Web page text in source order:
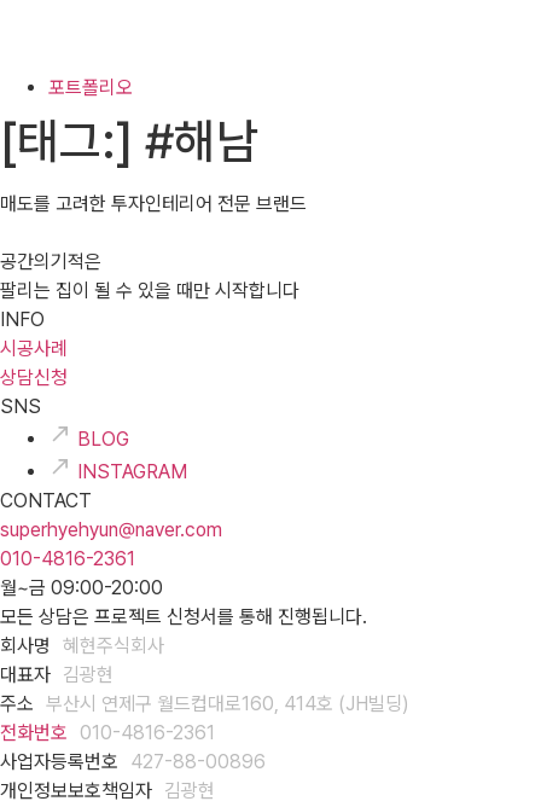
포트폴리오
[태그:] #해남
매도를 고려한 투자인테리어 전문 브랜드
공간의기적은
팔리는 집이 될 수 있을 때만 시작합니다
INFO
시공사례
상담신청
SNS
BLOG
INSTAGRAM
CONTACT
superhyehyun@naver.com
010-4816-2361
월~금 09:00-20:00
모든 상담은 프로젝트 신청서를 통해 진행됩니다.
회사명
혜현주식회사
대표자 김광현
주소 부산시 연제구 월드컵대로160, 414호 (JH빌딩)
전화번호
010-4816-2361
사업자등록번호
427-88-00896
개인정보보호책임자 김광현